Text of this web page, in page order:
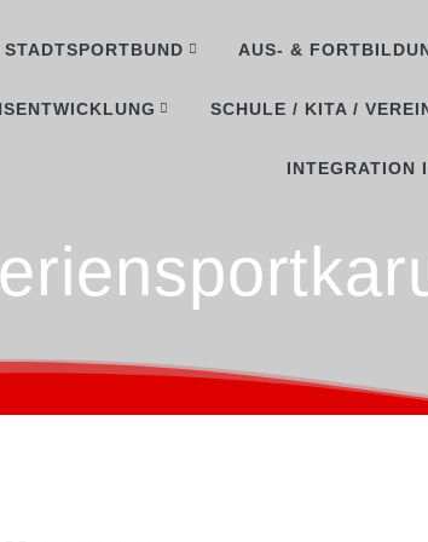
STADTSPORTBUND AUS- &
SCHULE / KITA /
INTEGRATION